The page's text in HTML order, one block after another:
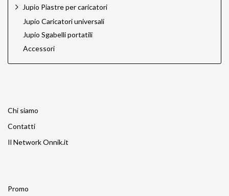
Jupio Piastre per caricatori
Jupio Caricatori universali
Jupio Sgabelli portatili
Accessori
Chi siamo
Contatti
Il Network Onnik.it
Promo